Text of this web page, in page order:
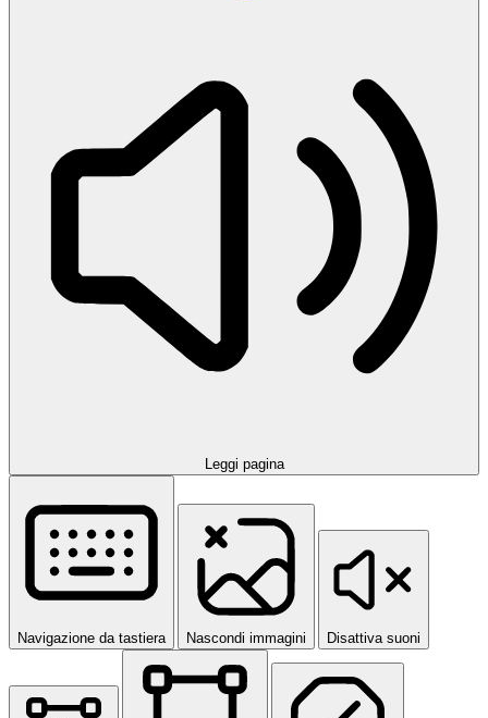
Leggi pagina
Navigazione da tastiera Nascondi immagini Disattiva suoni